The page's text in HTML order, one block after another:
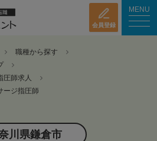
会員登録
MENU
職種から探す
圧師求人
ージ指圧師
川県鎌倉市